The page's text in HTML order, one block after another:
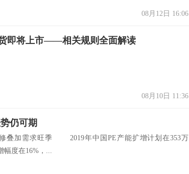
08月12日 16:06
即将上市——相关规则全面解读
08月10日 11:36
仍可期
加需求旺季 2019年中国PE产能扩增计划在353万
幅度在16%，...